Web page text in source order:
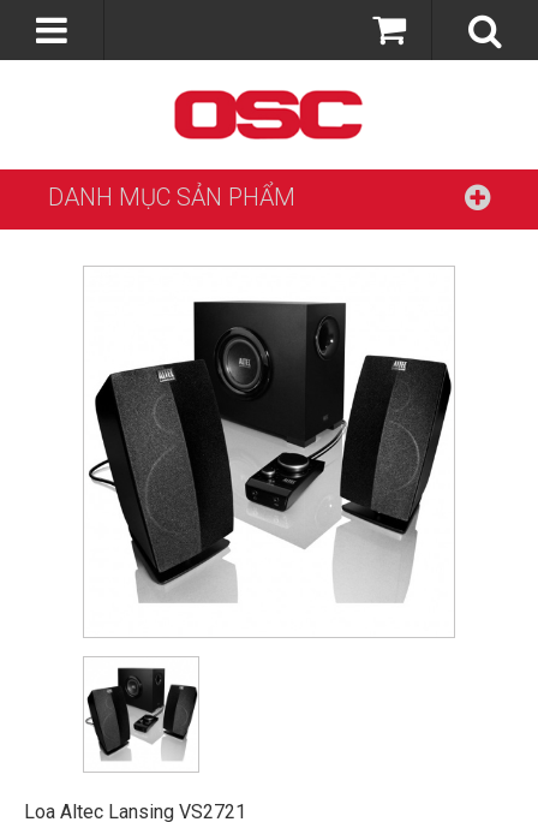
DANH MỤC SẢN PHẨM
Loa Altec Lansing VS2721